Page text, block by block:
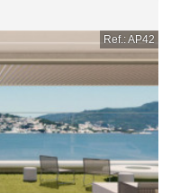
Ref.: AP42